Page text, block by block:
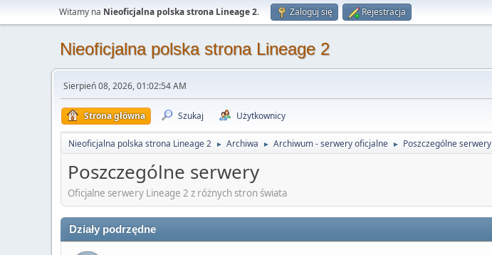
Witamy na Nieoficjalna polska strona Lineage 2. Zaloguj się Rejestracja
Nieoficjalna polska strona Lineage 2
Sierpień 08, 2026, 01:02:54 AM
Strona główna Szukaj Użytkownicy
Nieoficjalna polska strona Lineage 2 ► Archiwa ► Archiwum - serwery oficjalne ► Poszczególne serwery
Poszczególne serwery
Oficjalne serwery Lineage 2 z różnych stron świata
Działy podrzędne